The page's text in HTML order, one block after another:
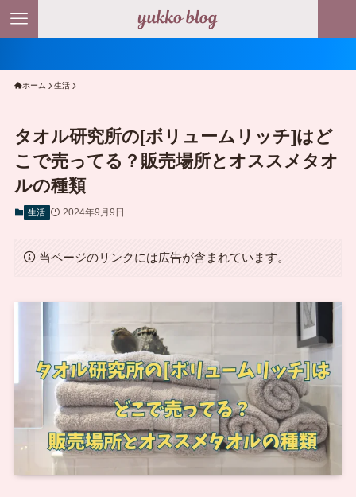
ホーム 生活
タオル研究所の[ボリュームリッチ]はど
こで売ってる？販売場所とオススメタオ
ルの種類
生活 2024年9月9日
当ページのリンクには広告が含まれています。